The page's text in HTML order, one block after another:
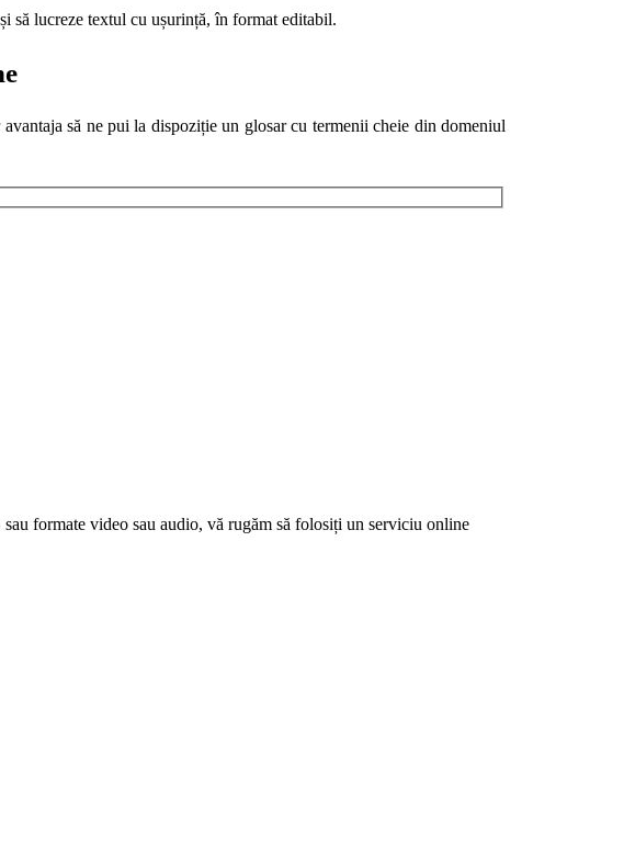
să lucreze textul cu ușurință, în format editabil.
să ne pui la dispoziție un glosar cu termenii cheie din domeniul
formate video sau audio, vă rugăm să folosiți un serviciu online